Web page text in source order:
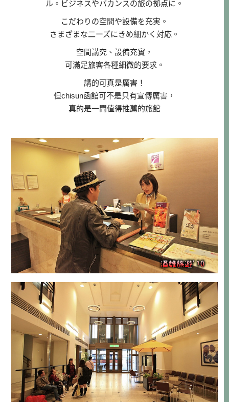
こだわりの空間や設備を充実。
さまざまな二ーズにきめ細かく対応。
空間講究、設備充實，
可滿足旅客各種細微的要求。
講的可真是厲害！
但chisun函館可不是只有宣傳厲害，
真的是一間值得推薦的旅館